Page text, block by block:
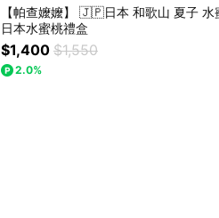
【帕查嬤嬤】 🇯🇵日本 和歌山 夏子 水
日本水蜜桃禮盒
$1,400 $1,550
2.0%